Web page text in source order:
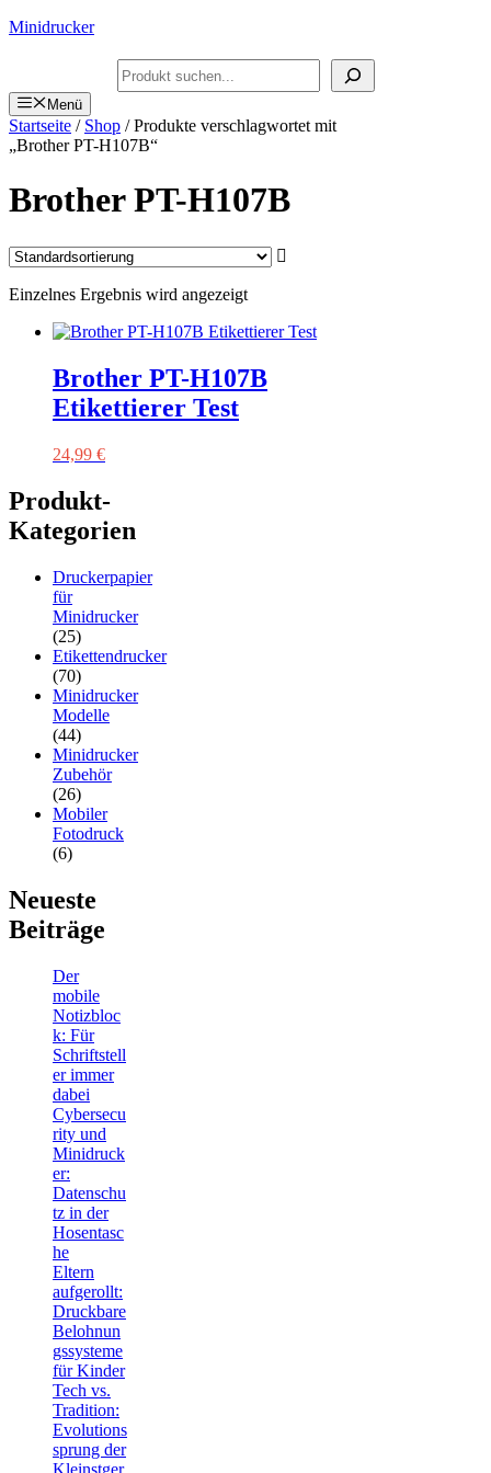
Zum
Minidrucker
Suchen
Menü
Startseite / Shop / Produkte verschlagwortet mit
„Brother PT-H107B“
Brother PT-H107B
Einzelnes Ergebnis wird angezeigt
Brother PT-H107B
Etikettierer Test
24,99 €
Produkt-
Kategorien
Druckerpapier
für
Minidrucker
(25)
Etikettendrucker
(70)
Minidrucker
Modelle
(44)
Minidrucker
Zubehör
(26)
Mobiler
Fotodruck
(6)
Neueste
Beiträge
Der
mobile
Notizbloc
k: Für
Schriftstell
er immer
dabei
Cybersecu
rity und
Minidruck
er:
Datenschu
tz in der
Hosentasc
he
Eltern
aufgerollt:
Druckbare
Belohnun
gssysteme
für Kinder
Tech vs.
Tradition:
Evolutions
sprung der
Kleinstger